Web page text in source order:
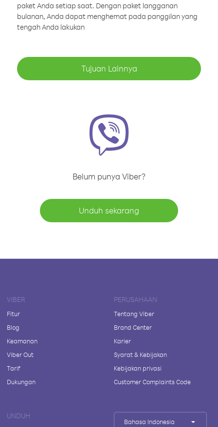
paket Anda setiap saat. Dengan paket langganan
bulanan, Anda dapat menghemat pada panggilan yang
tengah Anda lakukan
Tujuan Lainnya
Belum punya Viber?
Unduh sekarang
VIBER
Fitur
Blog
Keamanan
Viber Out
Tarif
Dukungan
PERUSAHAAN
Tentang Viber
Brand Center
Karier
Syarat & Kebijakan
Kebijakan privasi
Customer Complaints Code
UNDUH
Bahasa Indonesia